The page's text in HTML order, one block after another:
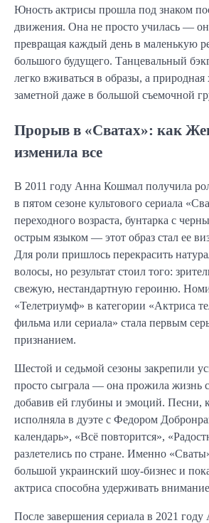
Юность актрисы прошла под знаком
движения. Она не просто училась —
превращая каждый день в маленькую
большого будущего. Танцевальный
легко вживаться в образы, а природная
заметной даже в большой съемочной
Прорыв в «Сватах»: как
изменила все
В 2011 году Анна Кошмал получила
в пятом сезоне культового сериала
переходного возраста, бунтарка с
острым языком — этот образ стал ее
Для роли пришлось перекрасить
волосы, но результат стоил того:
свежую, нестандартную героиню.
«Телетриумф» в категории «Актриса
фильма или сериала» стала первым
признанием.
Шестой и седьмой сезоны закрепили
просто сыграла — она прожила жизнь
добавив ей глубины и эмоций. Песни,
исполняла в дуэте с Федором
календарь», «Всё повторится»,
разлетелись по стране. Именно
большой украинский шоу-бизнес и
актриса способна удерживать
После завершения сериала в 2021